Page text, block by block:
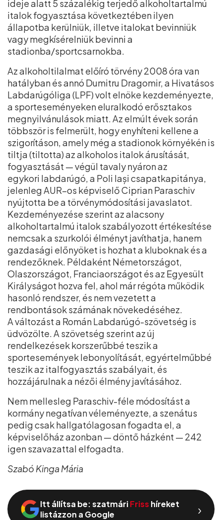
ideje alatt 5 százalékig terjedő alkoholtartalmú
italok fogyasztása következtében ilyen
állapotba kerülniük, illetve italokat bevinniük
vagy megkísérelniük bevinni a
stadionba/sportcsarnokba.
Az alkoholtilalmat előíró törvény 2008 óra van
hatályban és annó Dumitru Dragomir, a Hivatásos
Labdarúgóliga (LPF) volt elnöke kezdeményezte,
a sporteseményeken eluralkodó erősztakos
megnyilvánulások miatt. Az elmúlt évek során
többször is felmerült, hogy enyhíteni kellene a
szigorításon, amely még a stadionok környékén is
tiltja (tiltotta) az alkoholos italok árusítását,
fogyasztását — végül tavaly nyáron az
egykori labdarúgó, a Poli Iași csapatkapitánya,
jelenleg AUR–os képviselő Ciprian Paraschiv
nyújtotta be a törvénymódosítási javaslatot.
Kezdeményezése szerint az alacsony
alkoholtartalmú italok szabályozott értékesítése
nemcsak a szurkolói élményt javíthatja, hanem
gazdasági előnyöket is hozhat a kluboknak és a
rendezőknek. Példaként Németországot,
Olaszországot, Franciaországot és az Egyesült
Királyságot hozva fel, ahol már régóta működik
hasonló rendszer, és nem vezetett a
rendbontások számának növekedéséhez.
A változást a Román Labdarúgó-szövetség is
üdvözölte. A szövetség szerint az új
rendelkezések korszerűbbé teszik a
sportesemények lebonyolítását, egyértelműbbé
teszik az italfogyasztás szabályait, és
hozzájárulnak a nézői élmény javításához.
Nem mellesleg Paraschiv-féle módosítást a
kormány negatívan véleményezte, a szenátus
pedig csak hallgatólagosan fogadta el, a
képviselőház azonban — döntő házként — 242
igen szavazattal elfogadta.
Szabó Kinga Mária
Itt állítsa be: szatmáriFriss híreket
listázzon a Google
›